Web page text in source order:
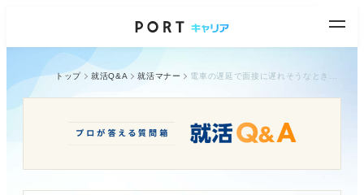
トップ 就活Q&A 就活マナー